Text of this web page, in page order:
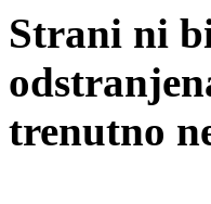
Strani ni
trenutno